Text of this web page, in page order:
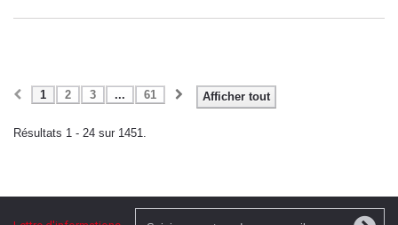
Afficher tout
1 2 3 ... 61
Résultats 1 - 24 sur 1451.